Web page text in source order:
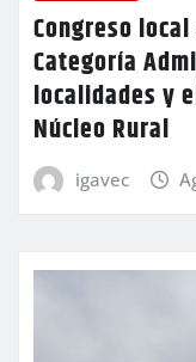
Congreso
Categoría
localidades y
Núcleo Rural
igavec